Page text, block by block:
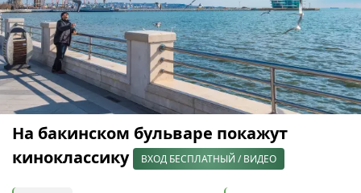
На бакинском бульваре покажут
киноклассику
ВХОД БЕСПЛАТНЫЙ / ВИДЕО